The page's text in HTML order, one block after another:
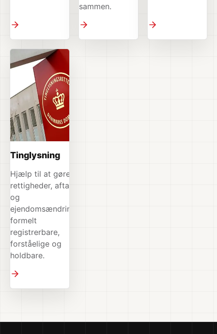
sammen.
Tinglysning
Hjælp til at gøre
rettigheder, aftaler
og
ejendomsændringer
formelt
registrerbare,
forståelige og
holdbare.